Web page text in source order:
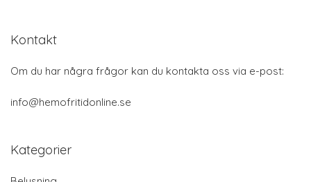
Kontakt
Om du har några frågor kan du kontakta oss via e-post:
info@hemofritidonline.se
Kategorier